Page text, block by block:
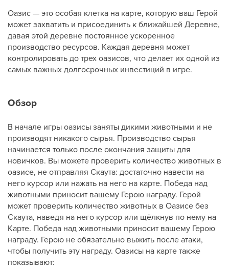
Оазис — это особая клетка на карте, которую ваш Герой
может захватить и присоединить к ближайшей Деревне,
давая этой деревне постоянное ускоренное
производство ресурсов. Каждая деревня может
контролировать до трех оазисов, что делает их одной из
самых важных долгосрочных инвестиций в игре.
Обзор
В начале игры оазисы заняты дикими животными и не
производят никакого сырья. Производство сырья
начинается только после окончания защиты для
новичков. Вы можете проверить количество животных в
оазисе, не отправляя Скаута: достаточно навести на
него курсор или нажать на него на карте. Победа над
животными приносит вашему Герою награду. Герой
может проверить количество животных в Оазисе без
Скаута, наведя на него курсор или щёлкнув по нему на
Карте. Победа над животными приносит вашему Герою
награду. Герою не обязательно выжить после атаки,
чтобы получить эту награду. Оазисы на карте также
показывают: